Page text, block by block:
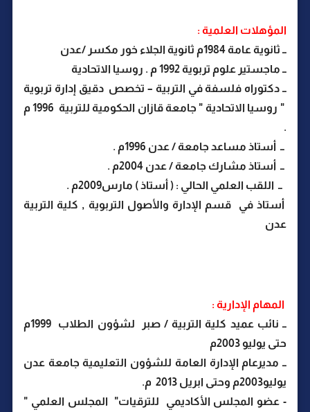
المؤهلات العلمية :
ــ ثانوية عامة 1984م ثانوية الجلاء خور مكسر /عدن
ــ ماجستير علوم تربوية 1992 م . روسيا الاتحادية
ــ دكتوراه فلسفة في التربية – تخصص دقيق إدارة تربوية
" روسيا الاتحادية " جامعة قازان الحكومية للتربية 1996 م
.
ــ أستاذ مساعد جامعة / عدن 1996م .
ــ أستاذ مشارك جامعة / عدن 2004م .
ــ اللقب العلمي الحالي : ( أستاذ ) مارس2009م .
أستاذ في قسم الإدارة والأصول التربوية , كلية التربية
عدن
المهام الإدارية :
ــ نائب عميد كلية التربية / صبر لشؤون الطلاب 1999م
حتى يوليو 2003م
ــ مديرعام الإدارة العامة للشؤون التعليمية جامعة عدن
يوليو2003م وحتى ابريل 2013 م.
- عضو المجلس الأكاديمي للترقيات" المجلس العلمي "